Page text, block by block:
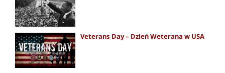
Veterans Day – Dzień Weterana w USA